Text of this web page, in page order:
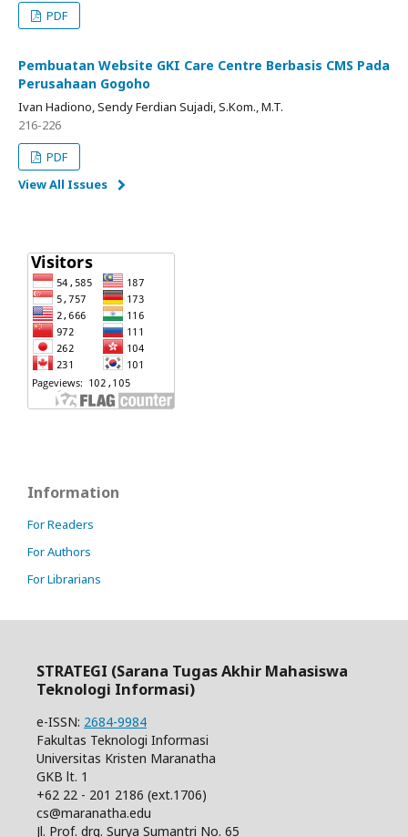
PDF
Pembuatan Website GKI Care Centre Berbasis CMS Pada
Perusahaan Gogoho
Ivan Hadiono, Sendy Ferdian Sujadi, S.Kom., M.T.
216-226
PDF
View All Issues
Information
For Readers
For Authors
For Librarians
STRATEGI (Sarana Tugas Akhir Mahasiswa
Teknologi Informasi)
e-ISSN: 2684-9984
Fakultas Teknologi Informasi
Universitas Kristen Maranatha
GKB lt. 1
+62 22 - 201 2186 (ext.1706)
cs@maranatha.edu
Jl. Prof. drg. Surya Sumantri No. 65